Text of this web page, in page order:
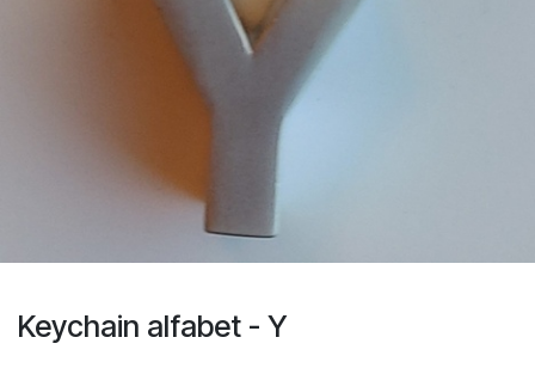
Keychain alfabet - Y